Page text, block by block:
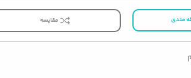
مندی مقایسه